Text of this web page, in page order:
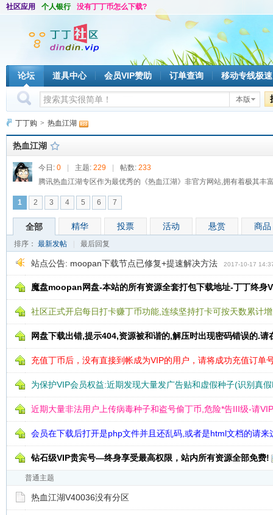
社区应用 个人银行 没有丁丁币怎么下载?
论坛 道具中心 会员VIP赞助 订单查询 移动专线极速
本版
丁丁购 > 热血江湖
热血江湖
今日: 0 主题: 229 帖数: 233
腾讯热血江湖专区作为最优秀的《热血江湖》非官方网站,拥有着极其
1 2 3 4 5 6 7
全部 精华 投票 活动 悬赏 商品
排序： 最新发帖 最后回复
站点公告: moopan下载节点已修复+提速解决方法 2017-10-17
魔盘moopan网盘-本站的所有资源全套打包下载地址-丁丁终身
社区正式开启每日打卡赚丁币功能,连续坚持打卡可按天数累计
网盘下载出错,提示404,资源被和谐的,解压时出现密码错误的.请
充值丁币后，没有直接到帐成为VIP的用户，请将成功充值订单
为保护VIP会员权益:近期发现大量发广告贴和虚假种子(识别真
近期大量非法用户上传病毒种子和盗号偷丁币,危险*告III级-请
会员在下载后打开是php文件并且还乱码,或者是html文档的请来
钻石级VIP贵宾号—终身享受最高权限，站内所有资源全部免费!
普通主题
热血江湖V40036没有分区